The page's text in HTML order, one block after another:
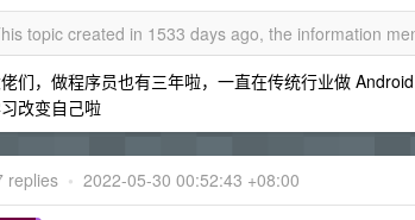
topic created in 1533 days ago, the information
们，做程序员也有三年啦，一直在传统行业做
改变自己啦
replies • 2022-05-30 00:52:43 +08:00